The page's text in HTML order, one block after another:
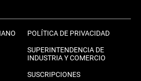
POLÍTICA DE PRIVACIDAD
SUPERINTENDENCIA DE
INDUSTRIA Y COMERCIO
SUSCRIPCIONES